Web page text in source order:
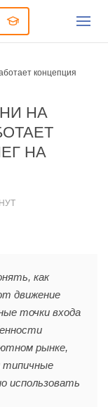
концепция
НА
НА
как
движение
точки входа
рынке,
типичные
использовать